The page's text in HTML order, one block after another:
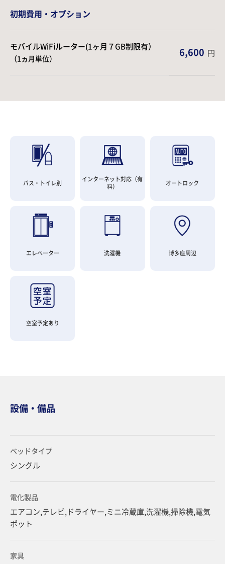
初期費用・オプション
モバイルWiFiルーター(1ヶ月７GB制限有）
（1ヵ月単位） 6,600 円
バス・トイレ別
インターネット対応（有
料）
オートロック
エレベーター 洗濯機 博多座周辺
空室予定あり
設備・備品
ベッドタイプ
シングル
電化製品
エアコン,テレビ,ドライヤー,ミニ冷蔵庫,洗濯機,掃除機,電気
ポット
家具